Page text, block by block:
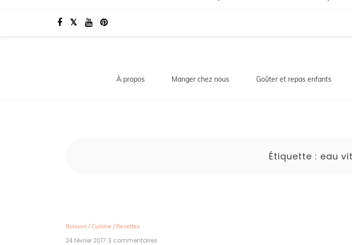
À propos Manger chez nous Goûter et repas enfants
Étiquette : eau
Boisson / Cuisine / Recettes
24 février 2017 3 commentaires